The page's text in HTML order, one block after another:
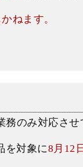
ねます。
のみ対応させ
を対象に8月12